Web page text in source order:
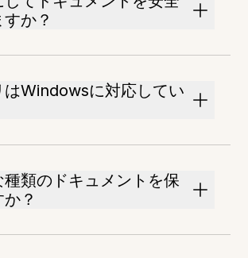
か？
はWindowsに対応してい
種類のドキュメントを保
？